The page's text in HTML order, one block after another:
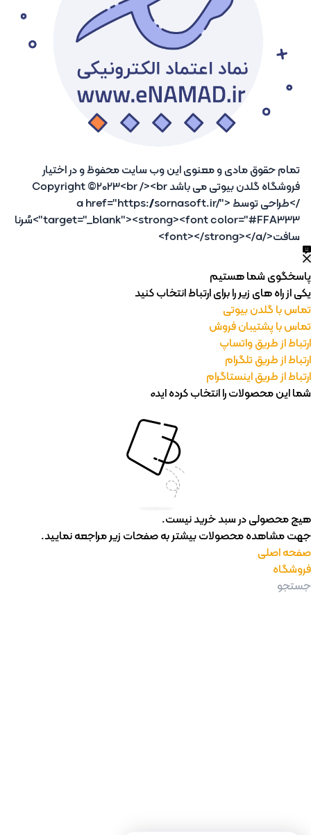
تمام حقوق مادی و معنوی این وب سایت محفوظ و در اختیار
فروشگاه گلدن بیوتی می باشد Copyright ©2023<br /><br
/>طراحی توسط <a href="https://sornasoft.ir/"
target="_blank"><strong><font color="#FFA333">سُرنا
سافت</font></strong></a>
پاسخگوی شما هستیم
یکی از راه های زیر را برای ارتباط انتخاب کنید
تماس با گلدن بیوتی
تماس با پشتیبان فروش
ارتباط از طریق واتساپ
ارتباط از طریق تلگرام
ارتباط از طریق اینستاگرام
شما این محصولات را انتخاب کرده اید0
هیچ محصولی در سبد خرید نیست.
جهت مشاهده محصولات بیشتر به صفحات زیر مراجعه نمایید.
صفحه اصلی
فروشگاه